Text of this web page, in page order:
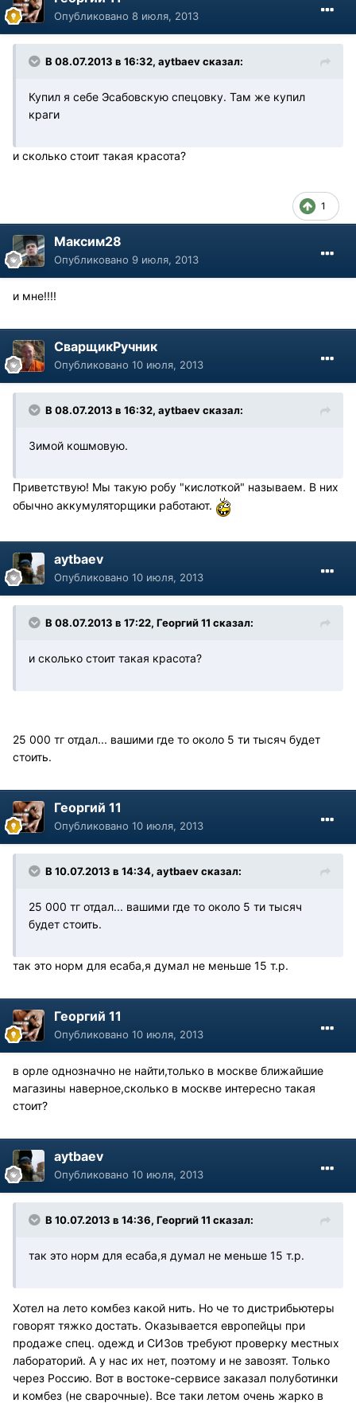
Опубликовано 8 июля, 2013
В 08.07.2013 в 16:32, aytbaev сказал:
Купил я себе Эсабовскую спецовку. Там же купил
краги
и сколько стоит такая красота?
1
Максим28
Опубликовано 9 июля, 2013
и мне!!!!
СварщикРучник
Опубликовано 10 июля, 2013
В 08.07.2013 в 16:32, aytbaev сказал:
Зимой кошмовую.
Приветствую! Мы такую робу "кислоткой" называем. В них
обычно аккумуляторщики работают.
aytbaev
Опубликовано 10 июля, 2013
В 08.07.2013 в 17:22, Георгий 11 сказал:
и сколько стоит такая красота?
25 000 тг отдал... вашими где то около 5 ти тысяч будет
стоить.
Георгий 11
Опубликовано 10 июля, 2013
В 10.07.2013 в 14:34, aytbaev сказал:
25 000 тг отдал... вашими где то около 5 ти тысяч
будет стоить.
так это норм для есаба,я думал не меньше 15 т.р.
Георгий 11
Опубликовано 10 июля, 2013
в орле однозначно не найти,только в москве ближайшие
магазины наверное,сколько в москве интересно такая
стоит?
aytbaev
Опубликовано 10 июля, 2013
В 10.07.2013 в 14:36, Георгий 11 сказал:
так это норм для есаба,я думал не меньше 15 т.р.
Хотел на лето комбез какой нить. Но че то дистрибьютеры
говорят тяжко достать. Оказывается европейцы при
продаже спец. одежд и СИЗов требуют проверку местных
лабораторий. А у нас их нет, поэтому и не завозят. Только
через Россию. Вот в востоке-сервисе заказал полуботинки
и комбез (не сварочные). Все таки летом очень жарко в